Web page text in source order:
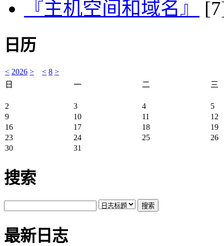
『主机空间和域名』
日历
< 2026 > < 8 >
日
一 二 三
2 3 4
5
9
10 11
12
16
17 18
19
23
24 25
26
30
31
搜索
最新日志